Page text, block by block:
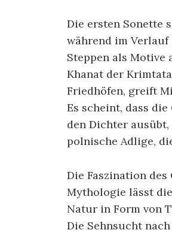
Die ersten Sonette
während im
Steppen als Motive
Khanat der
Friedhöfen, greift
Es scheint, dass
den Dichter
polnische Adlige,
Die Faszination
Mythologie lässt
Natur in Form von
Die Sehnsucht